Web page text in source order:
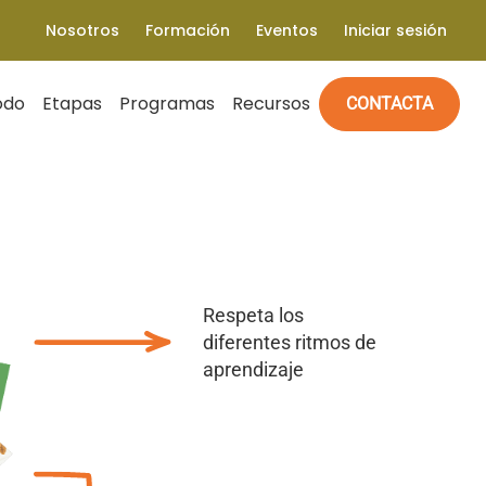
Nosotros Formación Eventos Iniciar sesión
Etapas Programas Recursos CONTACTA
Respeta los
diferentes ritmos de
aprendizaje